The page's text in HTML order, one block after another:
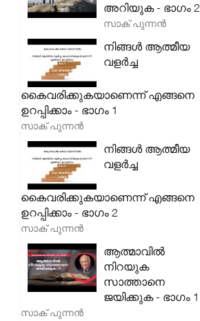
അറിയുക - ഭാഗം 2
സാക് പുന്നൻ
നിങ്ങൾ ആത്മീയ
വളർച്ച
കൈവരിക്കുകയാണെന്ന് എങ്ങനെ
ഉറപ്പിക്കാം - ഭാഗം 1
സാക് പുന്നൻ
നിങ്ങൾ ആത്മീയ
വളർച്ച
കൈവരിക്കുകയാണെന്ന് എങ്ങനെ
ഉറപ്പിക്കാം - ഭാഗം 2
സാക് പുന്നൻ
ആത്മാവിൽ
നിറയുക
സാത്താനെ
ജയിക്കുക - ഭാഗം 1
സാക് പുന്നൻ